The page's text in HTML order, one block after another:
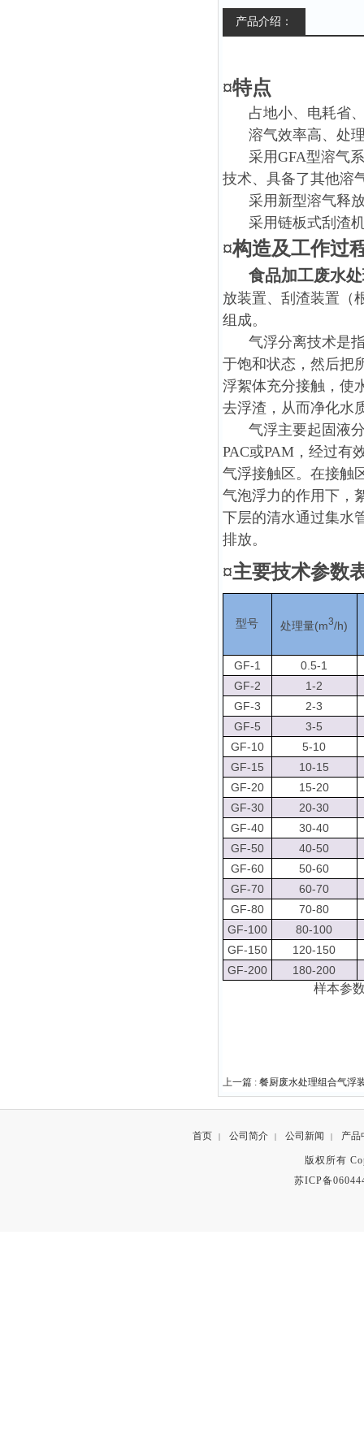
产品介绍：
¤特点
占地小、电耗省
溶气效率高、处
采用GFA型溶气
技术、具备了其他溶
采用新型溶气释
采用链板式刮渣
¤构造及工作过
食品加工废水
放装置、刮渣装置（
组成。
气浮分离技术是
于饱和状态，然后把
浮絮体充分接触，使
去浮渣，从而净化水
气浮主要起固液
PAC或PAM，经过有
气浮接触区。在接触
气泡浮力的作用下，
下层的清水通过集水
排放。
¤主要技术参数
型号 处理量(m3/h)
GF-1
0.5-1
GF-2
1-2
GF-3
2-3
GF-5
3-5
GF-10
5-10
GF-15
10-15
GF-20
15-20
GF-30
20-30
GF-40
30-40
GF-50
40-50
GF-60
50-60
GF-70
60-70
GF-80
70-80
GF-100
80-100
GF-150
120-150
GF-200
180-200
样本参
上一篇 : 餐厨废水处理组合气浮
首页 | 公司简介 | 公司新闻 | 产品
版权所有
苏ICP备